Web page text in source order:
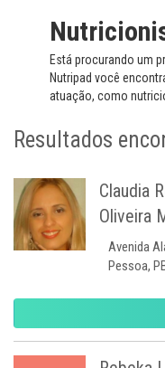
Está procurando um
Nutripad você
atuação, como
Resultados
Claudia
Oliveira
Avenida
Pessoa,